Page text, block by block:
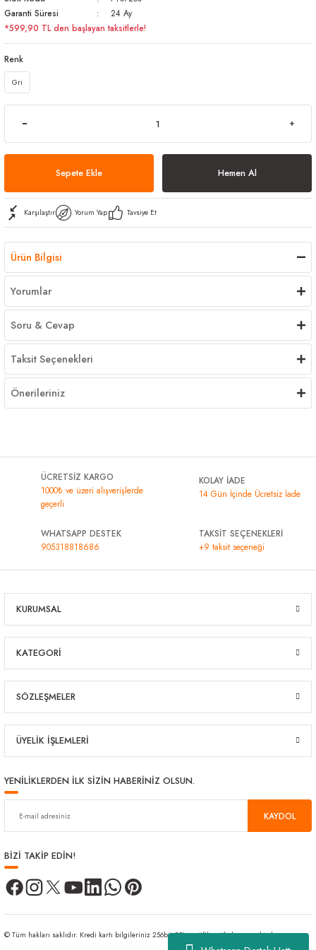
Bezler
Garanti Süresi
24 Ay
*599,90 TL den başlayan taksitlerle!
Renk
Gri
Sepete Ekle Hemen Al
Karşılaştır Yorum Yap Tavsiye Et
Ürün Bilgisi
Yorumlar
Soru & Cevap
Taksit Seçenekleri
Önerileriniz
ÜCRETSİZ KARGO
1000₺ ve üzeri alışverişlerde
geçerli
KOLAY İADE
14 Gün İçinde Ücretsiz İade
WHATSAPP DESTEK
905318818686
TAKSİT SEÇENEKLERİ
+9 taksit seçeneği
KURUMSAL
KATEGORİ
SÖZLEŞMELER
ÜYELİK İŞLEMLERİ
YENİLİKLERDEN İLK SİZİN HABERİNİZ OLSUN.
KAYDOL
BİZİ TAKİP EDİN!
© Tüm hakları saklıdır. Kredi kartı bilgileriniz 256bit SSL sertifikası ile korunmaktadır.